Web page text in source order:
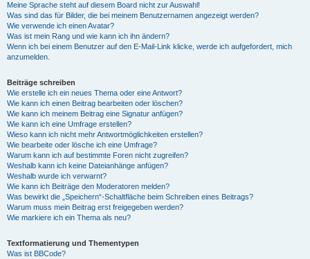
Meine Sprache steht auf diesem Board nicht zur Auswahl!
Was sind das für Bilder, die bei meinem Benutzernamen angezeigt werden?
Wie verwende ich einen Avatar?
Was ist mein Rang und wie kann ich ihn ändern?
Wenn ich bei einem Benutzer auf den E-Mail-Link klicke, werde ich aufgefordert, mich
anzumelden.
Beiträge schreiben
Wie erstelle ich ein neues Thema oder eine Antwort?
Wie kann ich einen Beitrag bearbeiten oder löschen?
Wie kann ich meinem Beitrag eine Signatur anfügen?
Wie kann ich eine Umfrage erstellen?
Wieso kann ich nicht mehr Antwortmöglichkeiten erstellen?
Wie bearbeite oder lösche ich eine Umfrage?
Warum kann ich auf bestimmte Foren nicht zugreifen?
Weshalb kann ich keine Dateianhänge anfügen?
Weshalb wurde ich verwarnt?
Wie kann ich Beiträge den Moderatoren melden?
Was bewirkt die „Speichern“-Schaltfläche beim Schreiben eines Beitrags?
Warum muss mein Beitrag erst freigegeben werden?
Wie markiere ich ein Thema als neu?
Textformatierung und Thementypen
Was ist BBCode?